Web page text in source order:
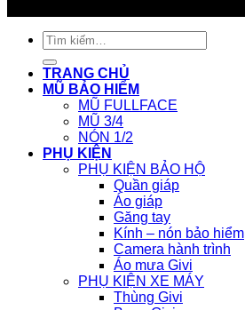
Tìm
kiếm:
TRANG CHỦ
MŨ BẢO HIỂM
MŨ FULLFACE
MŨ 3/4
NÓN 1/2
PHỤ KIỆN
PHỤ KIỆN BẢO HỘ
Quần giáp
Áo giáp
Găng tay
Kính – nón bảo hiểm
Camera hành trình
Áo mưa Givi
PHỤ KIỆN XE MÁY
Thùng Givi